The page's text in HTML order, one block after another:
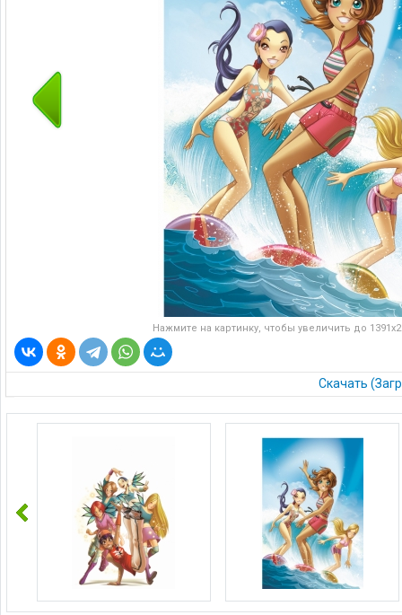
Нажмите на картинку, чтобы увеличить до
Скачать